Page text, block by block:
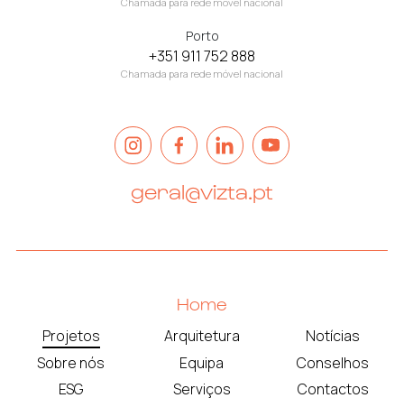
Porto
+351 911 752 888
Chamada para rede móvel nacional
geral@vizta.pt
Home
Projetos
Arquitetura
Notícias
Sobre nós
Equipa
Conselhos
ESG
Serviços Contactos